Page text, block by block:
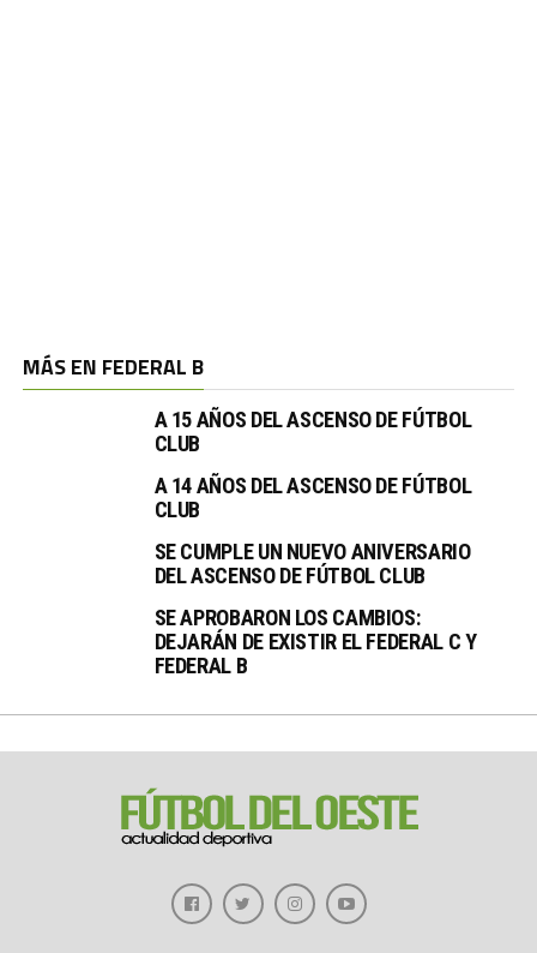
MÁS EN FEDERAL B
A 15 AÑOS DEL ASCENSO DE FÚTBOL
CLUB
A 14 AÑOS DEL ASCENSO DE FÚTBOL
CLUB
SE CUMPLE UN NUEVO ANIVERSARIO
DEL ASCENSO DE FÚTBOL CLUB
SE APROBARON LOS CAMBIOS:
DEJARÁN DE EXISTIR EL FEDERAL C Y
FEDERAL B